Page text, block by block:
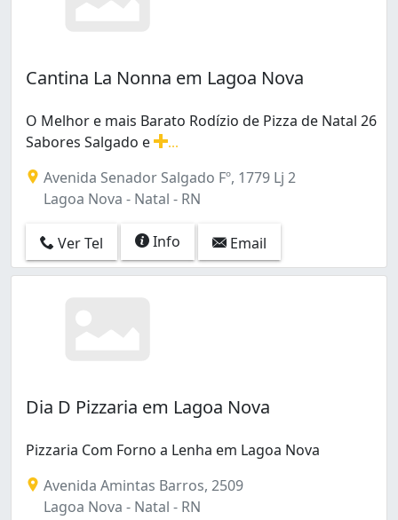
Cantina La Nonna em Lagoa Nova
O Melhor e mais Barato Rodízio de Pizza de Natal 26
Sabores Salgado e
Avenida Senador Salgado Fº, 1779 Lj 2
Lagoa Nova - Natal - RN
Ver Tel Info Email
Dia D Pizzaria em Lagoa Nova
Pizzaria Com Forno a Lenha em Lagoa Nova
Avenida Amintas Barros, 2509
Lagoa Nova - Natal - RN